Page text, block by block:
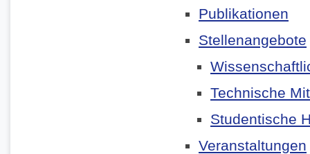
Publikationen
Stellenangebote
Technische
Studentische
Veranstaltungen